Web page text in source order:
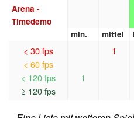
Arena -
Timedemo
min. mittel
< 30 fps
< 60 fps
< 120 fps
≥ 120 fps
1
1